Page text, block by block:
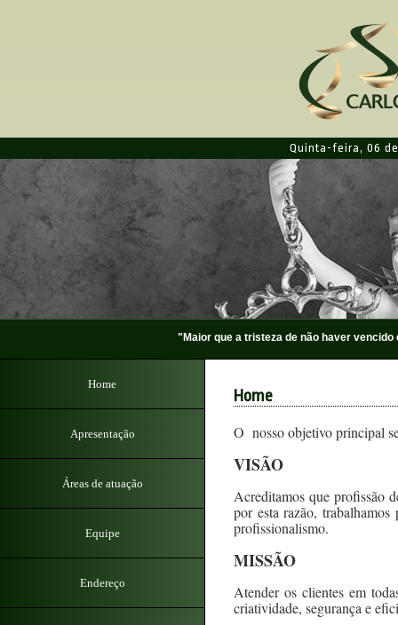
Quinta-feira, 06
"Maior que a tristeza de não haver vencido
Home
Apresentação
Áreas de atuação
Equipe
Endereço
Home
O nosso objetivo principal
VISÃO
Acreditamos que profissão
por esta razão,
profissionalismo.
MISSÃO
Atender os clientes em
criatividade, segurança e